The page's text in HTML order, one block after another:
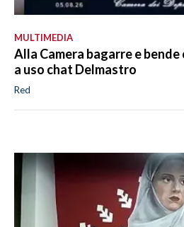
MULTIMEDIA
Alla Camera bagarre e
a uso chat Delmastro
Red